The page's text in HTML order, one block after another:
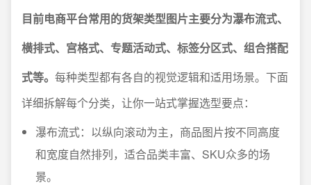
目前电商平台常用的货架类型图片主要分为瀑布流式、
横排式、宫格式、专题活动式、标签分区式、组合搭配
式等。 每种类型都有各自的视觉逻辑和适用场景。下面
详细拆解每个分类，让你一站式掌握选型要点：
瀑布流式：以纵向滚动为主，商品图片按不同高度
和宽度自然排列，适合品类丰富、SKU众多的场
景。